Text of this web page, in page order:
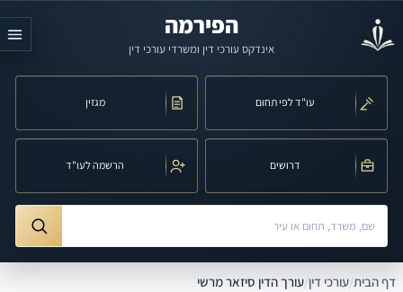
הפירמה
אינדקס עורכי דין ומשרדי עורכי דין
עו"ד לפי תחום מגזין
דרושים הרשמה לעו"ד
חיפוש לפי שם, משרד, תחום משפט או עיר
דף הבית/עורכי דין/עורך הדין סיזאר מרשי